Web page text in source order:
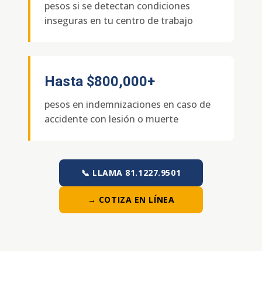
pesos si se detectan condiciones
inseguras en tu centro de trabajo
Hasta $800,000+
pesos en indemnizaciones en caso de
accidente con lesión o muerte
📞 LLAMA 81.1227.9501
→ COTIZA EN LÍNEA